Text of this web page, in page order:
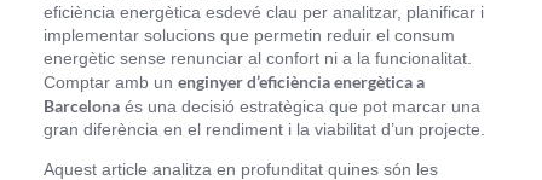
eficiència energètica esdevé clau per analitzar, planificar i
implementar solucions que permetin reduir el consum
energètic sense renunciar al confort ni a la funcionalitat.
Comptar amb unenginyer d’eficiència energètica a
Barcelona és una decisió estratègica que pot marcar una
gran diferència en el rendiment i la viabilitat d’un projecte.
Aquest article analitza en profunditat quines són les